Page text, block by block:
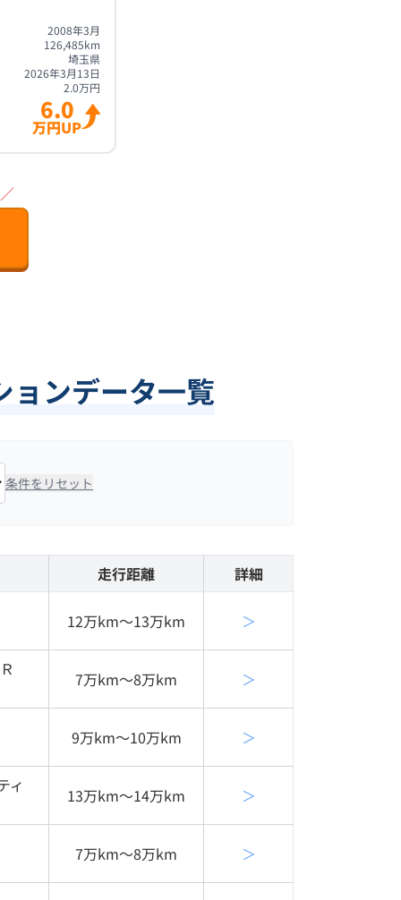
2008年3月
126,485km
埼玉県
2026年3月13日
2.0万円
6.0
万円UP
／
ョンデータ一覧
条件をリセット
走行距離 詳細
12万km〜13万km ＞
7万km〜8万km ＞
9万km〜10万km ＞
ィ 13万km〜14万km ＞
7万km〜8万km ＞